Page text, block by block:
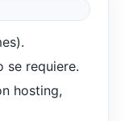
se requiere.
hosting,